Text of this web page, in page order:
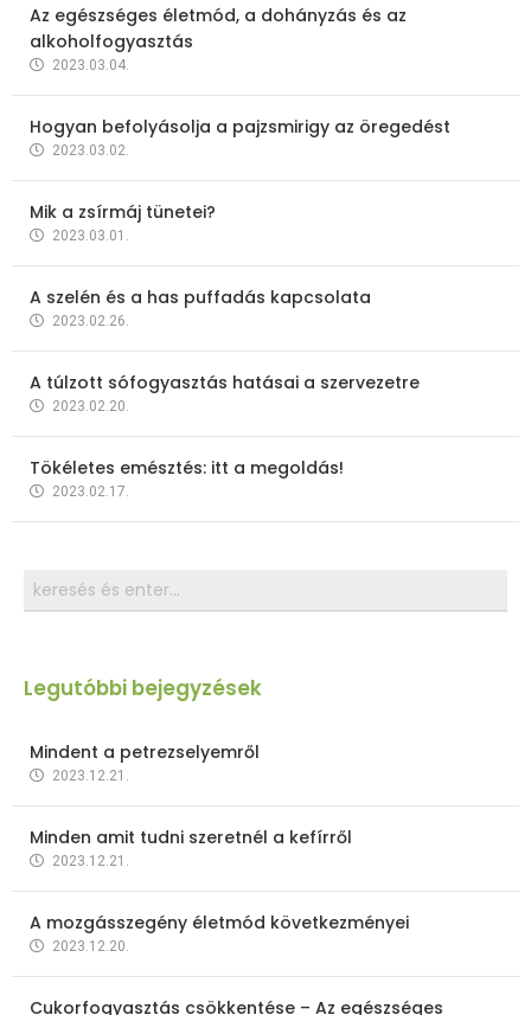
Az egészséges életmód, a dohányzás és az
alkoholfogyasztás
2023.03.04.
Hogyan befolyásolja a pajzsmirigy az öregedést
2023.03.02.
Mik a zsírmáj tünetei?
2023.03.01.
A szelén és a has puffadás kapcsolata
2023.02.26.
A túlzott sófogyasztás hatásai a szervezetre
2023.02.20.
Tökéletes emésztés: itt a megoldás!
2023.02.17.
Legutóbbi bejegyzések
Mindent a petrezselyemről
2023.12.21.
Minden amit tudni szeretnél a kefírről
2023.12.21.
A mozgásszegény életmód következményei
2023.12.20.
Cukorfogyasztás csökkentése – Az egészséges